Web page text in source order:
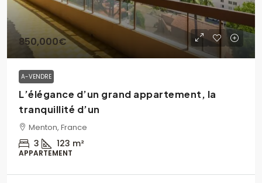
850,000€
A-VENDRE
L’élégance d’un grand appartement, la
tranquillité d’un
Menton, France
3 123 m²
APPARTEMENT